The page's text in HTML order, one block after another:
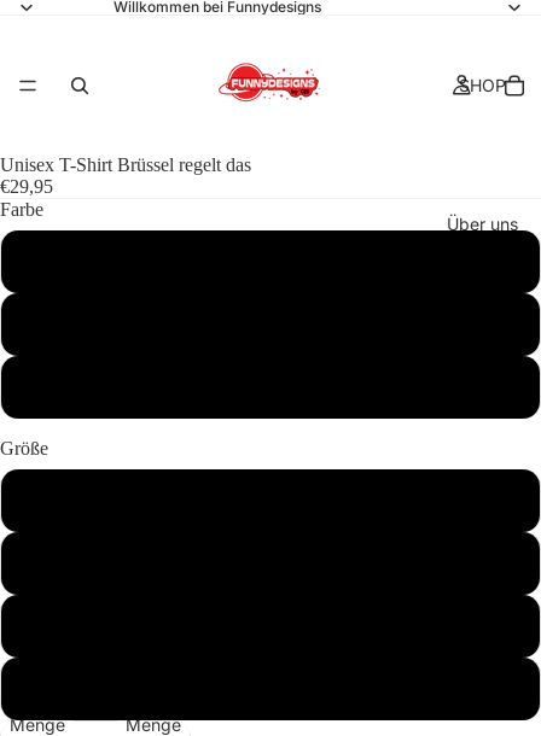
Willkommen bei Funnydesigns
SHOP
Über uns
Kollektionen
Unisex T-Shirt Brüssel regelt das
€29,95
Farbe
Größe
Menge
Menge